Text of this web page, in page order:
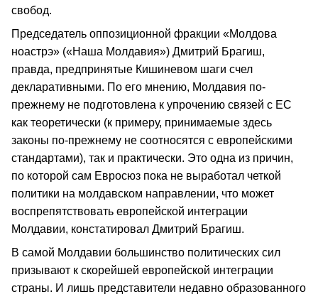
свобод.
Председатель оппозиционной фракции «Молдова
ноастрэ» («Наша Молдавия») Дмитрий Брагиш,
правда, предпринятые Кишиневом шаги счел
декларативными. По его мнению, Молдавия по-
прежнему не подготовлена к упрочению связей с ЕС
как теоретически (к примеру, принимаемые здесь
законы по-прежнему не соотносятся с европейскими
стандартами), так и практически. Это одна из причин,
по которой сам Евросюз пока не выработал четкой
политики на молдавском направлении, что может
воспрепятствовать европейской интеграции
Молдавии, констатировал Дмитрий Брагиш.
В самой Молдавии большинство политических сил
призывают к скорейшей европейской интеграции
страны. И лишь представители недавно образованного